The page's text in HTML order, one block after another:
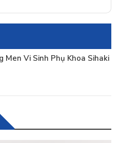
Men Vi Sinh Phụ Khoa Sihaki